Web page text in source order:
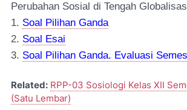
Perubahan Sosial di Tengah
1. Soal Pilihan Ganda
2. Soal Esai
3. Soal Pilihan Ganda. Evaluasi
Related: RPP-03 Sosiologi Kelas XII
(Satu Lembar)